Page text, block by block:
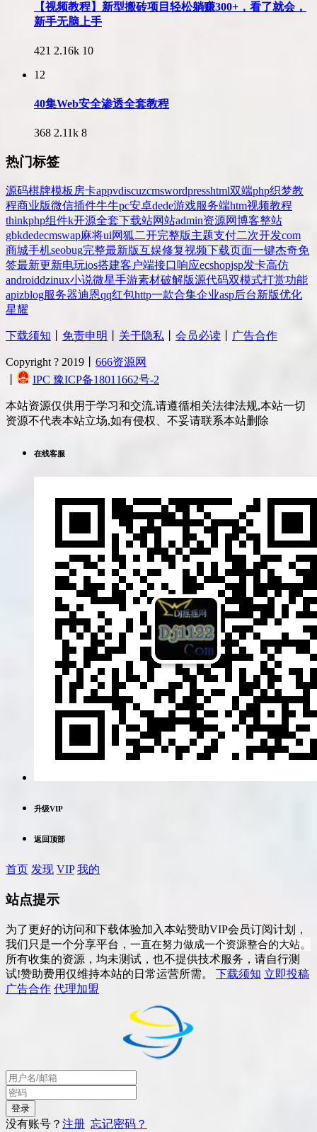
【视频教程】新型搬砖项目轻松躺赚300+，看了就会，
新手无脑上手
421 2.16k 10
12
40集Web安全渗透全套教程
368 2.11k 8
热门标签
源码棋牌模板 房卡appvdiscuzcmswordpresshtml双端php织梦教
程商业版微信插件牛牛pc安卓dede游戏服务端htm视频教程
thinkphp组件k开源全套下载站网站admin资源网博客整站
gbkdedecmswap麻将ui网狐 二开完整版主题支付二次开发com
商城手机seobug完整最新版互娱修复视频下载页面一键杰奇免
签最新更新电玩ios搭建客户端接口响应ecshopjsp发卡高仿
androiddzinux小说微星手游素材破解版源代码双模式打赏功能
apizblog服务器迪恩qq红包http一款合集企业asp后台新版优化
星耀
下载须知 免责申明 关于隐私 会员必读 广告合作
Copyright ? 2019丨 666资源网
IPC 豫ICP备18011662号-2
本站资源仅供用于学习和交流,请遵循相关法律法规,本站一切
资源不代表本站立场,如有侵权、不妥请联系本站删除
在线客服
升级VIP
返回顶部
首页 发现 VIP 我的
站点提示
为了更好的访问和下载体验加入本站赞助VIP会员订阅计划，
我们只是一个分享平台， 一直在努力做成一个资源整合的大站。
所有收集的资源，均未测试，也不提供技术服务，请自行测
试!赞助费用仅维持本站的日常运营所需。 下载须知 立即投稿
广告合作 代理加盟
没有账号？ 注册 忘记密码？